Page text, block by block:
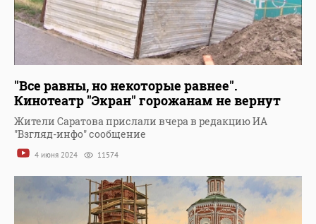
"Все равны, но некоторые равнее".
Кинотеатр "Экран" горожанам не вернут
Жители Саратова прислали вчера в редакцию ИА
"Взгляд-инфо" сообщение
4 июня 2024 11574